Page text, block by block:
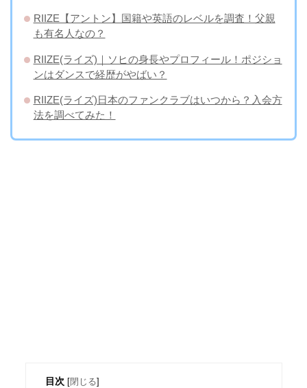
RIIZE【アントン】国籍や英語のレベルを調査！父親
も有名人なの？
RIIZE(ライズ)｜ソヒの身長やプロフィール！ポジショ
ンはダンスで経歴がやばい？
RIIZE(ライズ)日本のファンクラブはいつから？入会方
法を調べてみた！
目次 [閉じる]